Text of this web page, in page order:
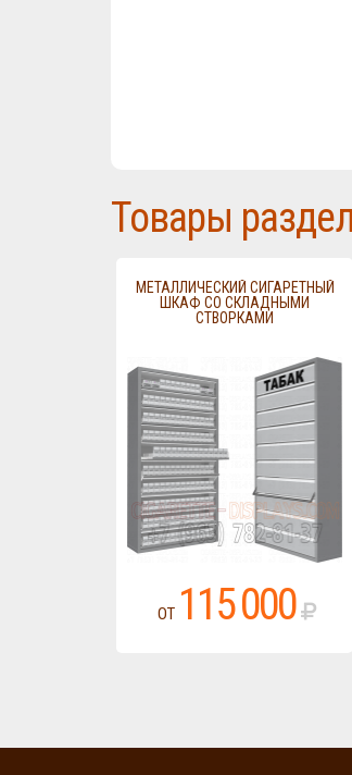
Товары
МЕТАЛЛИЧЕСКИЙ СИГАРЕТНЫЙ
ШКАФ СО СКЛАДНЫМИ
СТВОРКАМИ
ОТ 115 000